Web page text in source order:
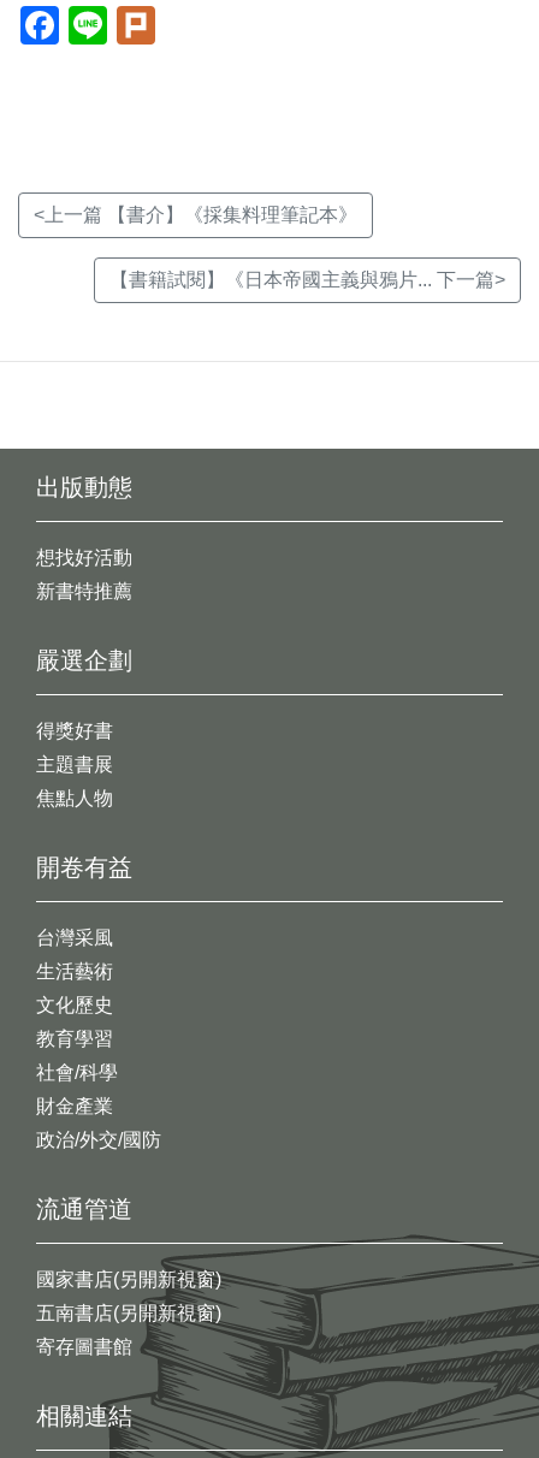
Facebook(另
開
Line(另
開
<上一篇 【書介】《採集料理筆記本》
【書籍試閱】《日本帝國主義與鴉片... 下一篇>
出版動態
想找好活動
新書特推薦
開卷有益
台灣采風
生活藝術
文化歷史
教育學習
社會/科學
財金產業
政治/外交/國防
嚴選企劃
得獎好書
主題書展
焦點人物
流通管道
國家書店(另開新視窗)
五南書店(另開新視窗)
寄存圖書館
相關連結